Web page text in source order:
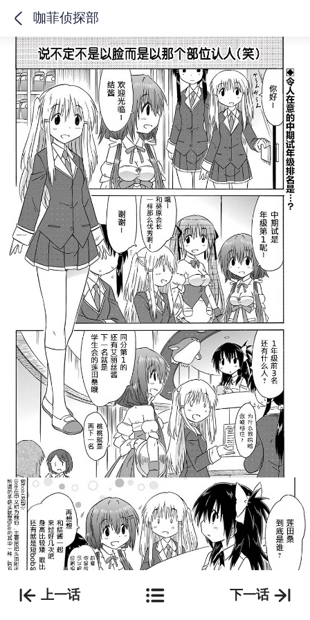
咖菲侦探部
上一话 下一话